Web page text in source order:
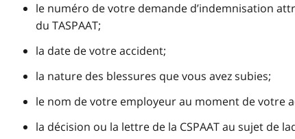
le numéro de votre demande d’indemnisation
du TASPAAT;
la date de votre accident;
la nature des blessures que vous avez subies;
le nom de votre employeur au moment de votre
la décision ou la lettre de la CSPAAT au sujet de